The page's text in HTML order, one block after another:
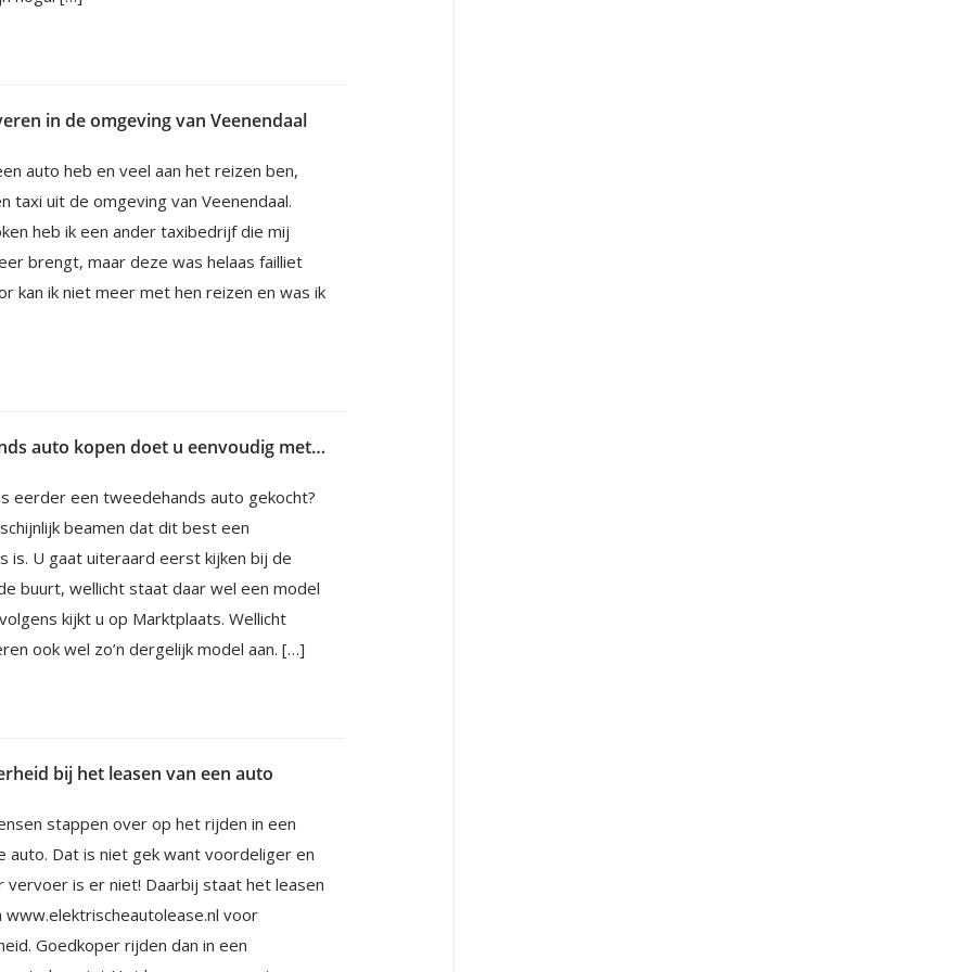
in de omgeving van Veenendaal
auto heb en veel aan het reizen ben,
taxi uit de omgeving van Veenendaal.
heb ik een ander taxibedrijf die mij
brengt, maar deze was helaas failliet
kan ik niet meer met hen reizen en was ik
Een tweedehands auto kopen doet u eenvoudig met behulp van Bynco
eerder een tweedehands auto gekocht?
beamen dat dit best een
is. U gaat uiteraard eerst kijken bij de
buurt, wellicht staat daar wel een model
kijkt u op Marktplaats. Wellicht
ook wel zo’n dergelijk model aan. […]
bij het leasen van een auto
stappen over op het rijden in een
auto. Dat is niet gek want voordeliger en
is er niet! Daarbij staat het leasen
www.elektrischeautolease.nl voor
Goedkoper rijden dan in een